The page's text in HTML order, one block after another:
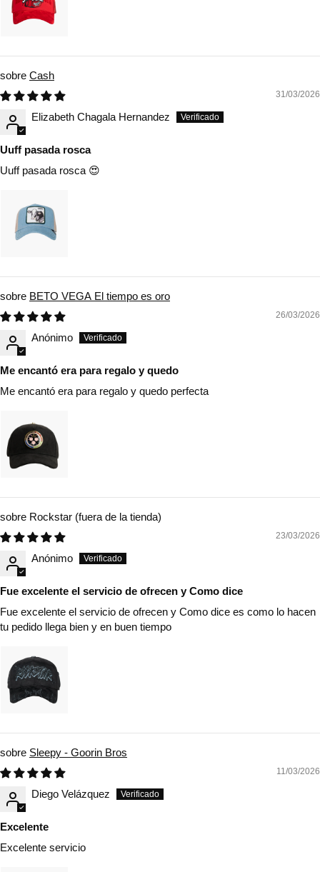
Cash
31/03/2026
Elizabeth Chagala Hernandez
Uuff pasada rosca
Uuff pasada rosca 😍
BETO VEGA El tiempo es oro
26/03/2026
Anónimo
Me encantó era para regalo y quedo
Me encantó era para regalo y quedo perfecta
Rockstar
23/03/2026
Anónimo
Fue excelente el servicio de ofrecen y Como dice
Fue excelente el servicio de ofrecen y Como dice es como lo hacen
tu pedido llega bien y en buen tiempo
Sleepy - Goorin Bros
11/03/2026
Diego Velázquez
Excelente
Excelente servicio